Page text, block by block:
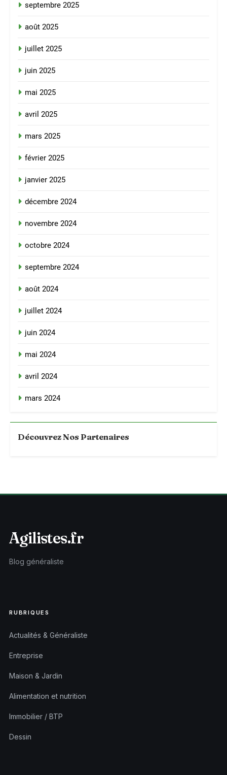
septembre 2025
août 2025
juillet 2025
juin 2025
mai 2025
avril 2025
mars 2025
février 2025
janvier 2025
décembre 2024
novembre 2024
octobre 2024
septembre 2024
août 2024
juillet 2024
juin 2024
mai 2024
avril 2024
mars 2024
Découvrez Nos Partenaires
Agilistes.fr
Blog généraliste
RUBRIQUES
Actualités & Généraliste
Entreprise
Maison & Jardin
Alimentation et nutrition
Immobilier / BTP
Dessin